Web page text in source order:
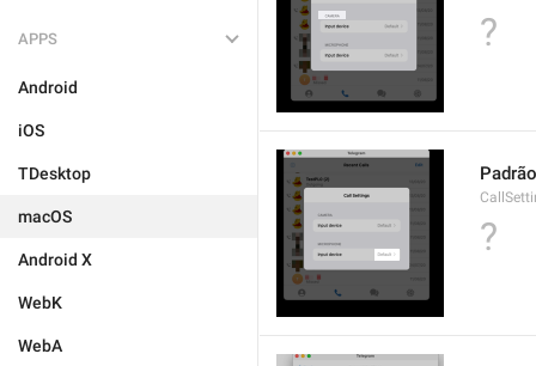
APPS
Android
iOS
TDesktop
macOS
Android X
WebK
WebA
?
Padrão
?